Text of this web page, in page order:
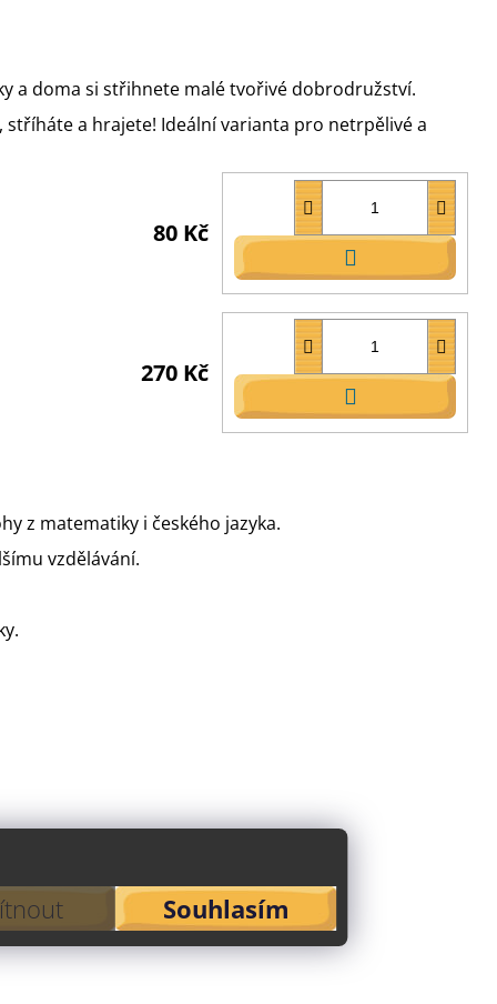
Souhlasím
a doma si střihnete malé tvořivé dobrodružství.
a hrajete! Ideální varianta pro netrpělivé a
80 Kč
DO
KOŠÍKU
270 Kč
DO
KOŠÍKU
z matematiky i českého jazyka.
vzdělávání.